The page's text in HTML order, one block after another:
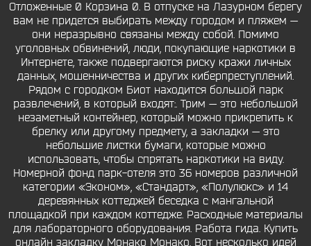
Отложенные 0 Корзина 0. В отпуске на Лазурном берегу
вам не придется выбирать между городом и пляжем —
они неразрывно связаны между собой. Помимо
уголовных обвинений, люди, покупающие наркотики в
Интернете, также подвергаются риску кражи личных
данных, мошенничества и других киберпреступлений.
Рядом с городком Биот находится большой парк
развлечений, в который входят:. Трим — это небольшой
незаметный контейнер, который можно прикрепить к
брелку или другому предмету, а закладки — это
небольшие листки бумаги, которые можно
использовать, чтобы спрятать наркотики на виду.
Номерной фонд парк-отеля это 36 номеров различной
категории «Эконом», «Стандарт», «Полулюкс» и 14
деревянных коттеджей беседка с мангальной
площадкой при каждом коттедже. Расходные материалы
для лабораторного оборудования. Работа гида. Купить
онлайн закладку Монако Монако. Вот несколько идей